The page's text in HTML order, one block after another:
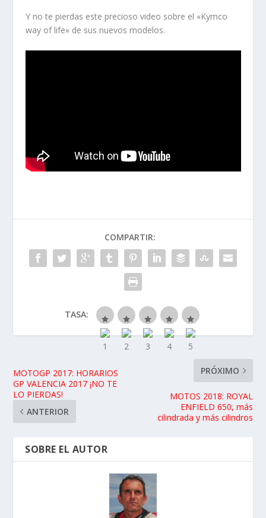
Y no te pierdas este precioso video sobre el «Kymco
way of life» de sus nuevos modelos.
COMPARTIR:
TASA:
MOTOGP 2017: HORARIOS
GP VALENCIA 2017 ¡NO TE
LO PIERDAS!
ANTERIOR
PRÓXIMO
MOTOS 2018: ROYAL
ENFIELD 650, más
cilindrada y más cilindros
SOBRE EL AUTOR